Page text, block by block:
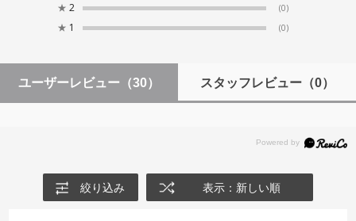
★ 2 (0)
★ 1 (0)
ユーザーレビュー （30） スタッフレビュー（0）
絞り込み 表示：新しい順